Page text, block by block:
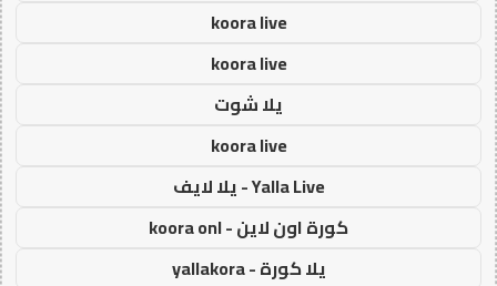
koora live
koora live
يلا شوت
koora live
Yalla Live - يلا لايف
كورة اون لاين - koora onl
يلا كورة - yallakora